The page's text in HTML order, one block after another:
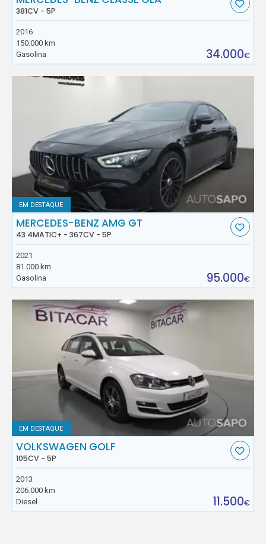
381CV - 5P
2016
150.000 km
Gasolina
34.000€
EM DESTAQUE
MERCEDES-BENZ AMG GT
43 4MATIC+ - 367CV - 5P
2021
81.000 km
Gasolina
95.000€
EM DESTAQUE
VOLKSWAGEN GOLF
105CV - 5P
2013
206.000 km
Diesel
11.500€